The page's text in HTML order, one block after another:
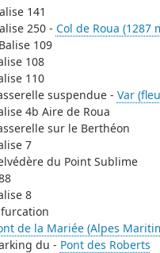
141
250 - Col de Roua (1287
109
108
110
suspendue - Var
4b Aire de Roua
sur le Berthéon
7
du Point Sublime
8
de la Mariée (Alpes
du - Pont des Roberts